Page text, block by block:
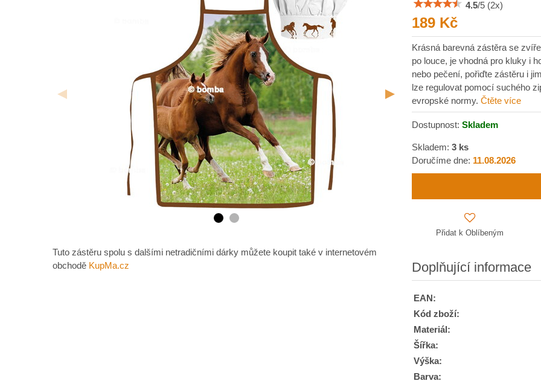
Tuto zástěru spolu s dalšími netradičními dárky můžete koupit také v internetovém
obchodě KupMa.cz
4.5/5 (2x)
189 Kč
Krásná barevná zástěra se
po louce, je vhodná pro kluky i
nebo pečení, pořiďte zástěru i
lze regulovat pomocí suchého
evropské normy. Čtěte více
Dostupnost: Skladem
Skladem: 3 ks
Doručíme dne: 11.08.2026
Přidat k Oblíbeným
Doplňující informace
EAN:
Kód zboží:
Materiál:
Šířka:
Výška:
Barva: